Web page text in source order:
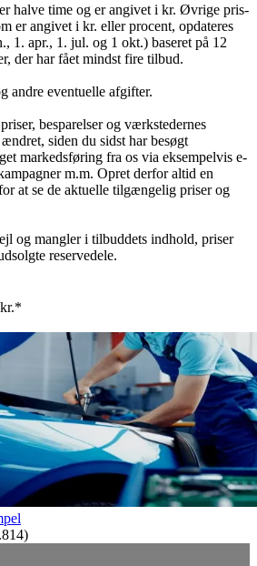
halve time og er angivet i kr. Øvrige pris-
er angivet i kr. eller procent, opdateres
1. apr., 1. jul. og 1 okt.) baseret på 12
der har fået mindst fire tilbud.
andre eventuelle afgifter.
besparelser og værkstedernes
siden du sidst har besøgt
markedsføring fra os via eksempelvis e-
m.m. Opret derfor altid en
at se de aktuelle tilgængelig priser og
og mangler i tilbuddets indhold, priser
reservedele.
)